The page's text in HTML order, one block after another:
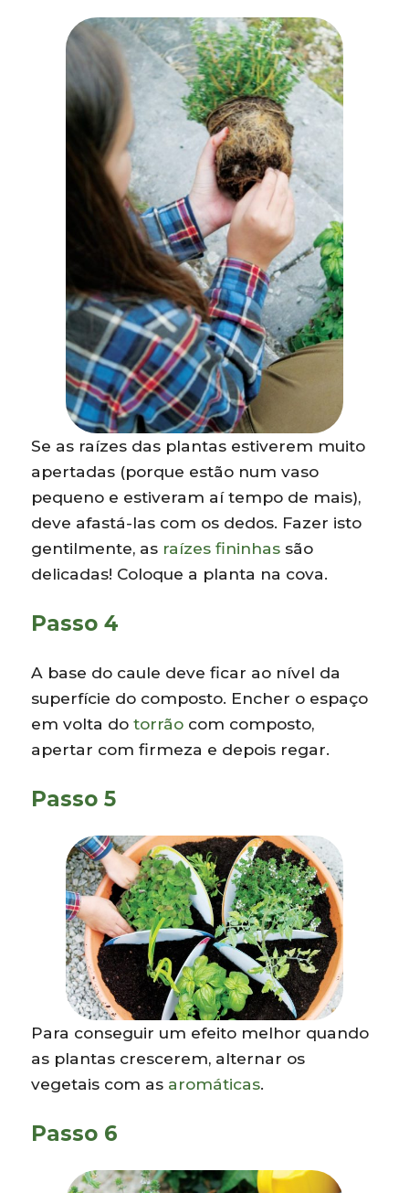
Se as raízes das plantas estiverem muito
apertadas (porque estão num vaso
pequeno e estiveram aí tempo de mais),
deve afastá-las com os dedos. Fazer isto
gentilmente, as raízes fininhas são
delicadas! Coloque a planta na cova.
Passo 4
A base do caule deve ficar ao nível da
superfície do composto. Encher o espaço
em volta dotorrão com composto,
apertar com firmeza e depois regar.
Passo 5
Para conseguir um efeito melhor quando
as plantas crescerem, alternar os
vegetais com as aromáticas.
Passo 6